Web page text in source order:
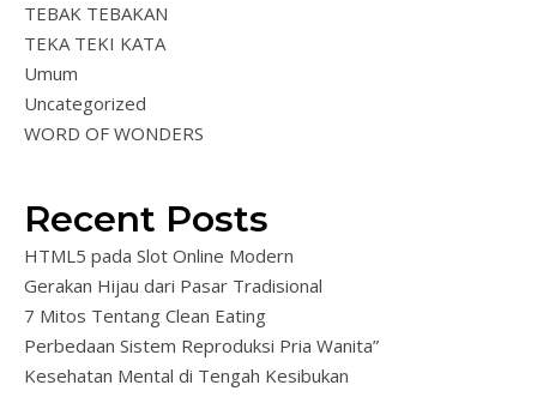
TEBAK TEBAKAN
TEKA TEKI KATA
Umum
Uncategorized
WORD OF WONDERS
Recent Posts
HTML5 pada Slot Online Modern
Gerakan Hijau dari Pasar Tradisional
7 Mitos Tentang Clean Eating
Perbedaan Sistem Reproduksi Pria Wanita”
Kesehatan Mental di Tengah Kesibukan